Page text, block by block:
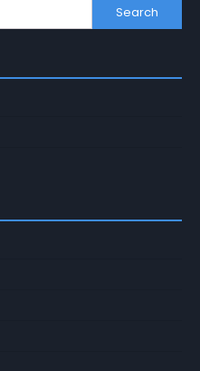
Search